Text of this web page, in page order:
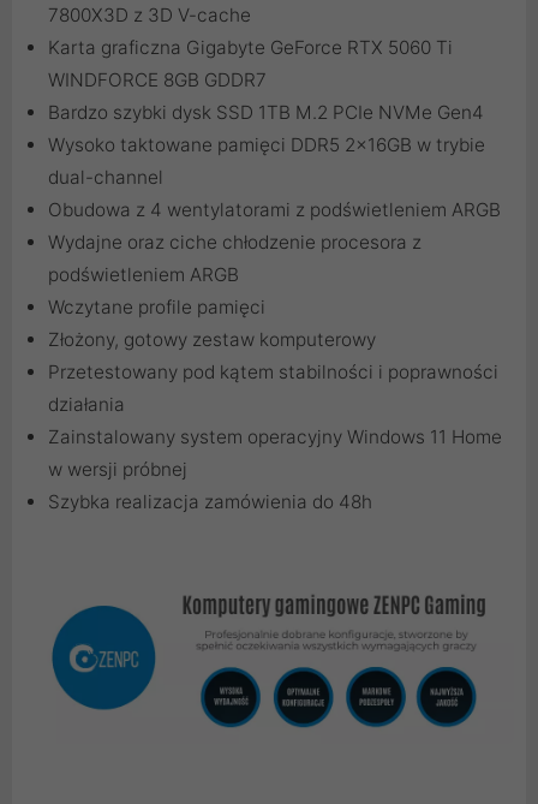
7800X3D z 3D V-cache
Karta graficzna Gigabyte GeForce RTX 5060 Ti
WINDFORCE 8GB GDDR7
Bardzo szybki dysk SSD 1TB M.2 PCIe NVMe Gen4
Wysoko taktowane pamięci DDR5 2x16GB w trybie
dual-channel
Obudowa z 4 wentylatorami z podświetleniem ARGB
Wydajne oraz ciche chłodzenie procesora z
podświetleniem ARGB
Wczytane profile pamięci
Złożony, gotowy zestaw komputerowy
Przetestowany pod kątem stabilności i poprawności
działania
Zainstalowany system operacyjny Windows 11 Home
w wersji próbnej
Szybka realizacja zamówienia do 48h